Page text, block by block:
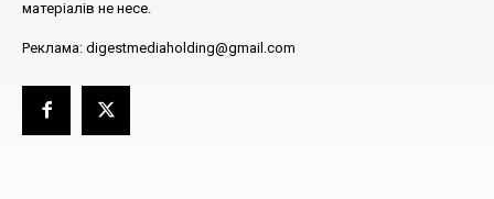
матеріалів не несе.
Реклама: digestmediaholding@gmail.com